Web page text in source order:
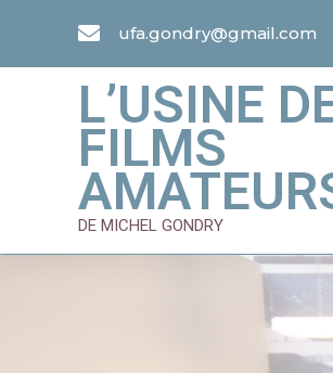
ufa.gondry@gmail.com
L’USINE
FILMS
DE MICHEL GONDRY